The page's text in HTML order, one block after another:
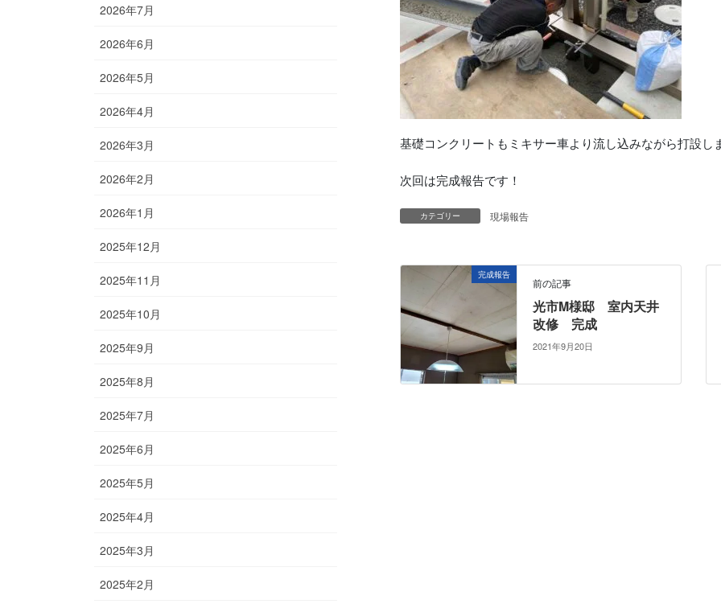
基礎コンクリートもミキサー車より流し込みながら打設し
次回は完成報告です！
カテゴリー 現場報告
完成報告
前の記事
光市M様邸 室内天井
改修 完成
2021年9月20日
2026年7月
2026年6月
2026年5月
2026年4月
2026年3月
2026年2月
2026年1月
2025年12月
2025年11月
2025年10月
2025年9月
2025年8月
2025年7月
2025年6月
2025年5月
2025年4月
2025年3月
2025年2月